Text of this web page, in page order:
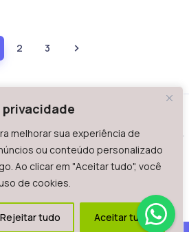
privacidade
melhorar sua experiência de
ou conteúdo personalizado
Ao clicar em "Aceitar tudo", você
de cookies.
Rejeitar tudo Aceitar tudo
2 3
lojas 1 a 7, Belo Horizonte, MG -
CEP: 30.110-013
6666 | CNPJ: 06.036.939/0001-92
2023.
É vetada a reprodução, total
deste website.